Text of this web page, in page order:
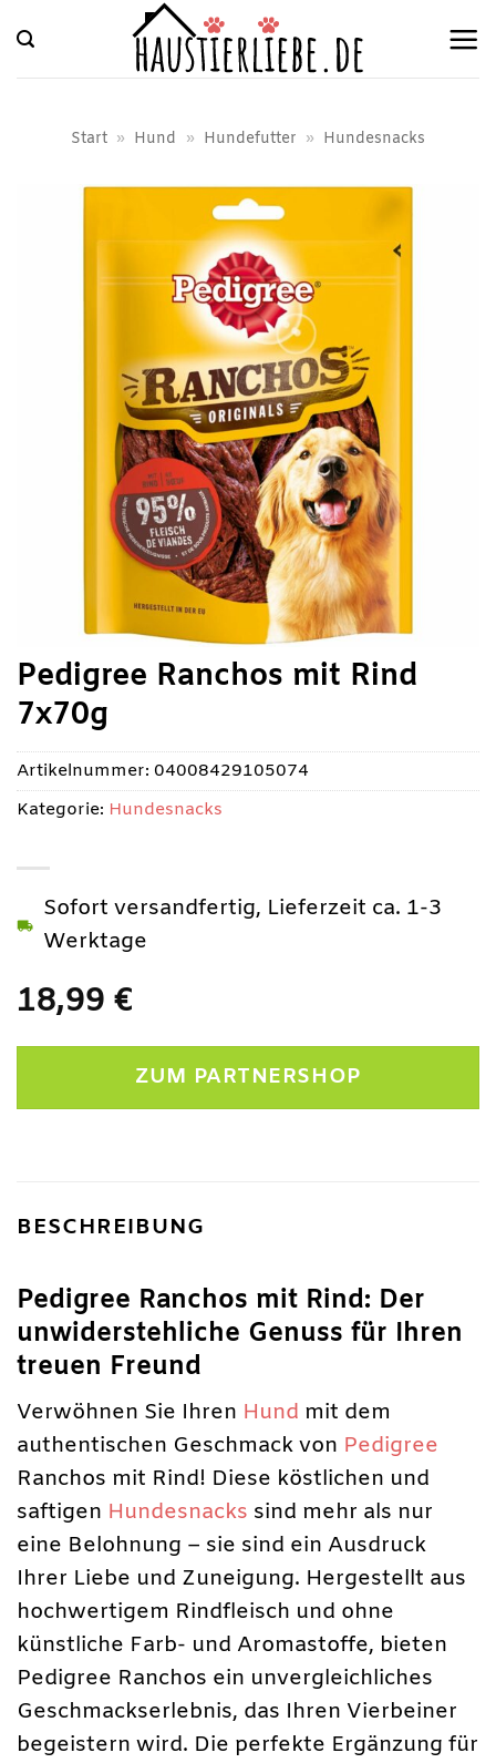
Inhalt
springen
Start » Hund » Hundefutter » Hundesnacks
Pedigree Ranchos mit Rind
7x70g
18,99 €
Sofort versandfertig, Lieferzeit ca. 1-3
Werktage
ZUM PARTNERSHOP
Artikelnummer: 04008429105074
Kategorie: Hundesnacks
BESCHREIBUNG
Pedigree Ranchos mit Rind: Der
unwiderstehliche Genuss für Ihren
treuen Freund
Verwöhnen Sie Ihren Hund mit dem
authentischen Geschmack von Pedigree
Ranchos mit Rind! Diese köstlichen und
saftigen Hundesnacks sind mehr als nur
eine Belohnung – sie sind ein Ausdruck
Ihrer Liebe und Zuneigung. Hergestellt aus
hochwertigem Rindfleisch und ohne
künstliche Farb- und Aromastoffe, bieten
Pedigree Ranchos ein unvergleichliches
Geschmackserlebnis, das Ihren Vierbeiner
begeistern wird. Die perfekte Ergänzung für